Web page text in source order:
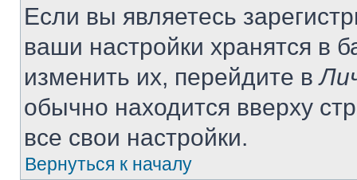
Если вы являетесь
ваши настройки хранятся в
изменить их, перейдите в
обычно находится вверху
все свои настройки.
Вернуться к началу